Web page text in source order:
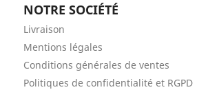
NOTRE SOCIÉTÉ
Livraison
Mentions légales
Conditions générales de ventes
Politiques de confidentialité et RGPD